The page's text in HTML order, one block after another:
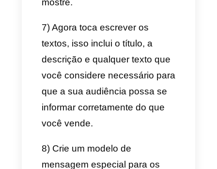
selecionado e começará a ser
mostrado aos usuários.
Quando essas pessoas
cliquem no seu anúncio, elas
serão redirecionadas para o
WhatsApp, onde começarão a
conversar com a empresa de
você.